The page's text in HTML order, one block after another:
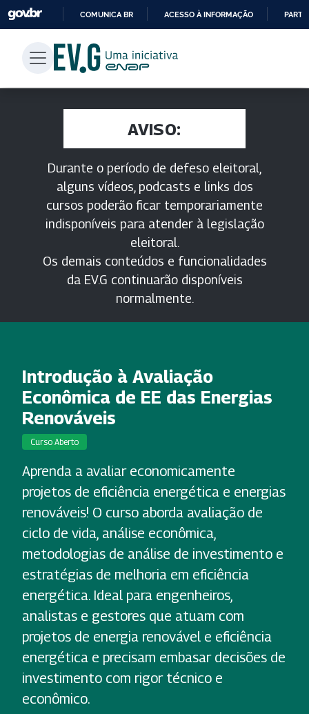
PARA
CONTEÚDO
COMUNICA BR ACESSO À INFORMAÇÃO
AVISO:
Durante o período de defeso eleitoral,
alguns vídeos, podcasts e links dos
cursos poderão ficar temporariamente
indisponíveis para atender à legislação
eleitoral.
Os demais conteúdos e funcionalidades
da EV.G continuarão disponíveis
normalmente.
Introdução à Avaliação
Econômica de EE das Energias
Renováveis
Curso Aberto
Aprenda a avaliar economicamente
projetos de eficiência energética e energias
renováveis! O curso aborda avaliação de
ciclo de vida, análise econômica,
metodologias de análise de investimento e
estratégias de melhoria em eficiência
energética. Ideal para engenheiros,
analistas e gestores que atuam com
projetos de energia renovável e eficiência
energética e precisam embasar decisões de
investimento com rigor técnico e
econômico.